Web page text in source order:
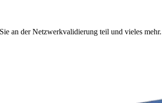
an der Netzwerkvalidierung teil und vieles mehr.